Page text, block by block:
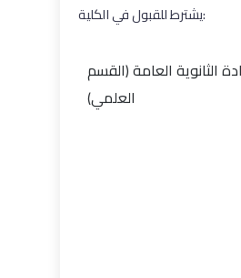
يشترط للقبول في الكلية:
الثانوية العامة (القسم
العلمي)